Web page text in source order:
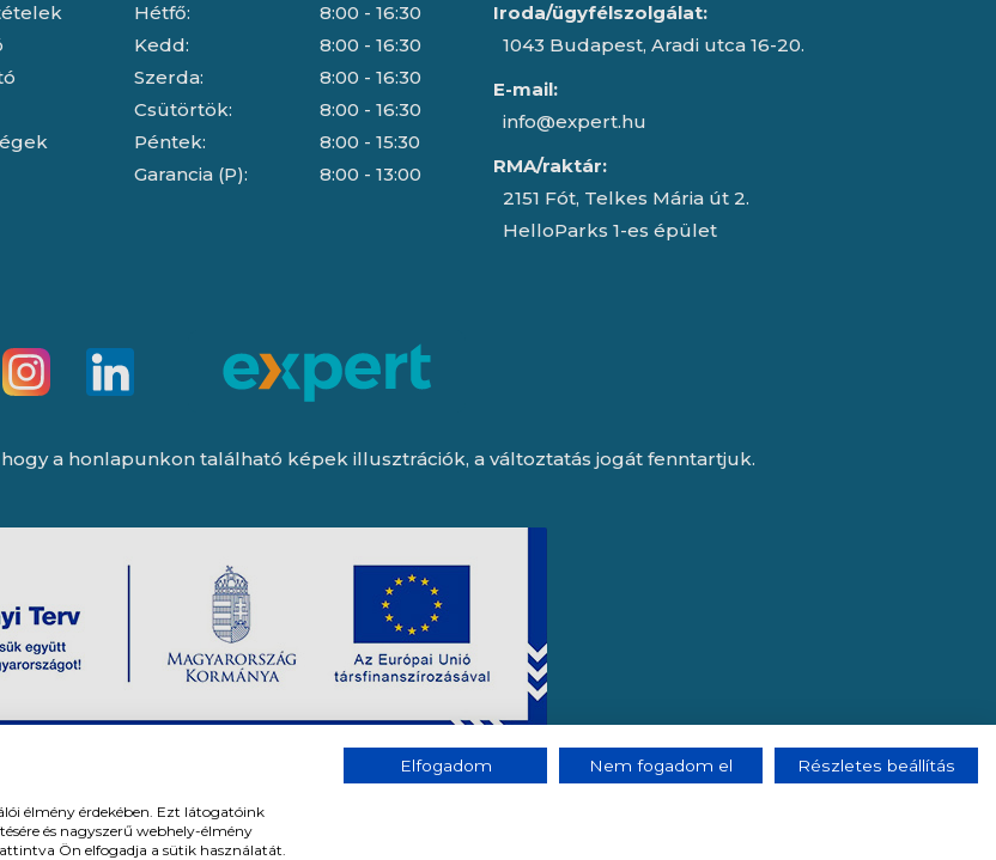
Hétfő:
Kedd:
Szerda:
Csütörtök:
Péntek:
Garancia (P):
8:00 - 16:30
8:00 - 16:30
8:00 - 16:30
8:00 - 16:30
8:00 - 15:30
8:00 - 13:00
Iroda/ügyfélszolgálat:
1043 Budapest, Aradi utca 16-20.
E-mail:
info@expert.hu
RMA/raktár:
2151 Fót, Telkes Mária út 2.
HelloParks 1-es épület
a honlapunkon található képek illusztrációk, a változtatás jogát fenntartjuk.
élmény érdekében. Ezt látogatóink
és nagyszerű webhely-élmény
Ön elfogadja a sütik használatát.
Elfogadom Nem fogadom el Részletes beállítás